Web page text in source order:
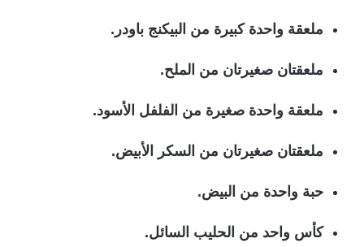
ملعقة واحدة كبيرة من البيكنج باودر.
ملعقتان صغيرتان من الملح.
ملعقة واحدة صغيرة من الفلفل الأسود.
ملعقتان صغيرتان من السكر الأبيض.
حبة واحدة من البيض.
كأس واحد من الحليب السائل.